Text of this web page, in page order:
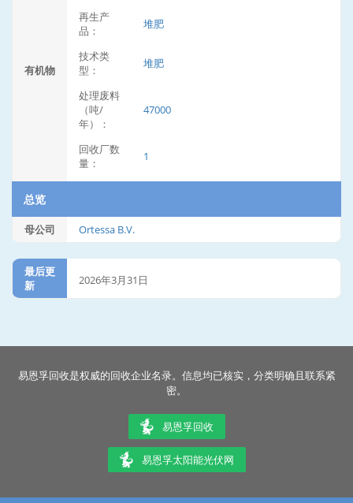
有机物
再生产
品：
堆肥
技术类
型：
堆肥
处理废料
（吨/
年）：
47000
回收厂数
量：
1
总览
母公司 Ortessa B.V.
最后更
新
2026年3月31日
易恩孚回收是权威的回收企业名录。信息均已核实，分类明确且联系紧
密。
易恩孚回收
易恩孚太阳能光伏网